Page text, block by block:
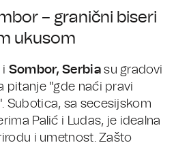
– granični biseri
ukusom
i Sombor, Serbiasu gradovi
pitanje "gde naći pravi
Subotica, sa secesijskom
Palić i Ludas, je idealna
i umetnost. Zašto